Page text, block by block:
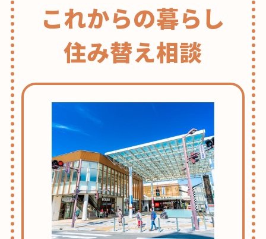
これからの暮らし
住み替え相談